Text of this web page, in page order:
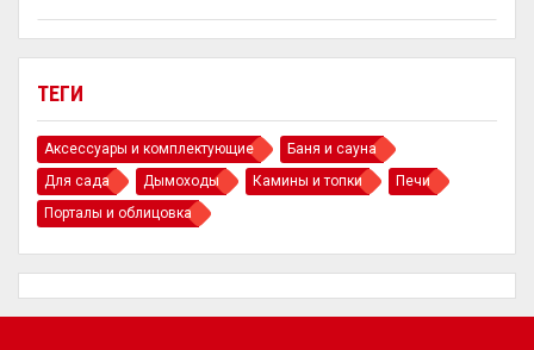
ТЕГИ
Аксессуары и комплектующие
Баня и сауна
Для сада
Дымоходы Камины и топки
Печи
Порталы и облицовка